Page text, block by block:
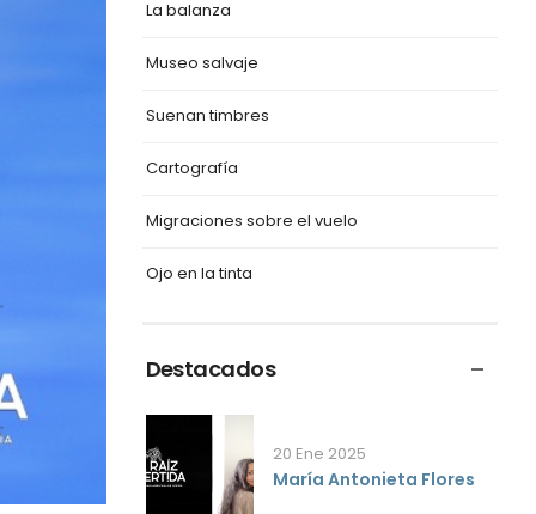
La balanza
Museo salvaje
Suenan timbres
Cartografía
Migraciones sobre el vuelo
Ojo en la tinta
Destacados
20 Ene 2025
María Antonieta Flores